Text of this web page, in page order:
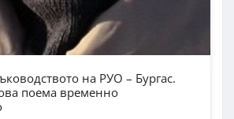
на РУО – Бургас.
поема временно